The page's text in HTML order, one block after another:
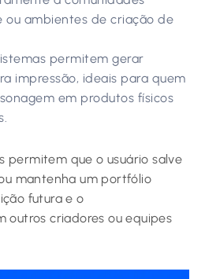
ou ambientes de criação de
permitem gerar
impressão, ideais para quem
em produtos físicos
permitem que o usuário salve
mantenha um portfólio
futura e o
outros criadores ou equipes